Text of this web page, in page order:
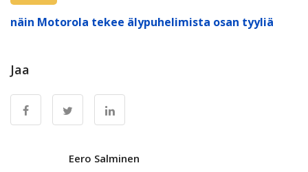
näin Motorola tekee älypuhelimista osan tyyliä
Jaa
Eero Salminen